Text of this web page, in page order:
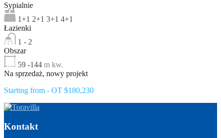
Sypialnie
1+1 2+1 3+1 4+1
Łazienki
1 - 2
Obszar
59 -144 m kw.
Na sprzedaż, nowy projekt
Starting from - OT $180,230
Kontakt